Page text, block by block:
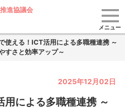
進協議会
メニュー
使える！ICT活用による多職種連携 ～
すさと効率アップ～
2025年12月02日
による多職種連携 ～